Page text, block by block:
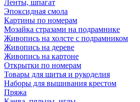
Ленты, шпагат
Эпоксидная смола
Картины по номерам
Мозайка стразами на подрамнике
Живопись на холсте с подрамником
Живопись на дереве
Живопись на картоне
Открытки по номерам
Товары для шитья и рукоделия
Наборы для вышивания крестом
Пряжа